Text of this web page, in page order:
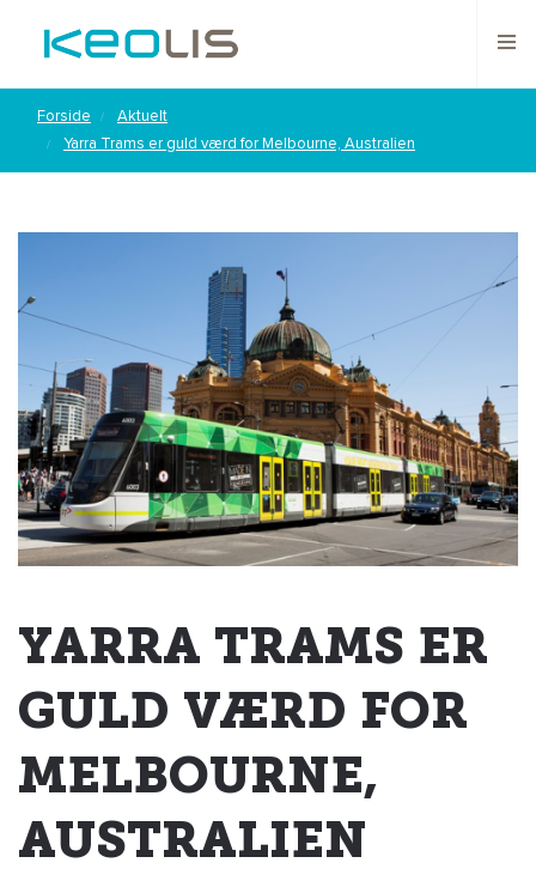
Forside
Aktuelt
Yarra Trams er guld værd for Melbourne, Australien
YARRA TRAMS ER
GULD VÆRD FOR
MELBOURNE,
AUSTRALIEN